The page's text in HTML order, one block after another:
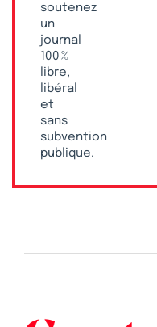
soutenez
un
journal
100 %
libre,
libéral
et
sans
subvention
publique.